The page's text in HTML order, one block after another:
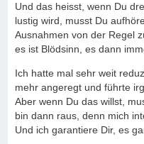
Und das heisst, wenn Du
lustig wird, musst Du
Ausnahmen von der Regel
es ist Blödsinn, es dann
Ich hatte mal sehr weit
mehr angeregt und führte
Aber wenn Du das willst,
bin dann raus, denn mich
Und ich garantiere Dir, es